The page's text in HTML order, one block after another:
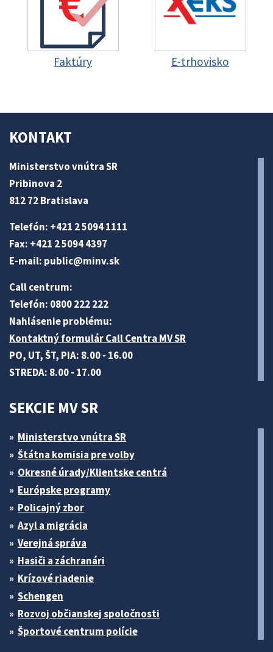
Faktúry E-trhovisko
KONTAKT
Ministerstvo vnútra SR
Pribinova 2
812 72 Bratislava
Telefón: +421 2 5094 1111
Fax: +421 2 5094 4397
E-mail: public@minv.sk
Call centrum:
Telefón: 0800 222 222
Nahlásenie problému:
Kontaktný formulár Call Centra MV SR
PO, UT, ŠT, PIA: 8.00 - 16.00
STREDA: 8.00 - 17.00
SEKCIE MV SR
Ministerstvo vnútra SR
Štátna komisia pre volby
Okresné úrady/Klientske centrá
Európske programy
Policajný zbor
Azyl a migrácia
Verejná správa
Hasiči a záchranári
Krízové riadenie
Schengen
Rozvoj občianskej spoločnosti
Športové centrum polície